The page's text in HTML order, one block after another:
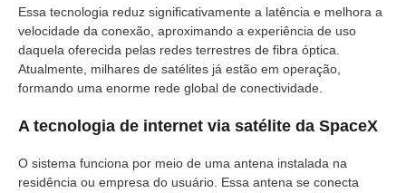
Essa tecnologia reduz significativamente a latência e melhora a
velocidade da conexão, aproximando a experiência de uso
daquela oferecida pelas redes terrestres de fibra óptica.
Atualmente, milhares de satélites já estão em operação,
formando uma enorme rede global de conectividade.
A tecnologia de internet via satélite da SpaceX
O sistema funciona por meio de uma antena instalada na
residência ou empresa do usuário. Essa antena se conecta